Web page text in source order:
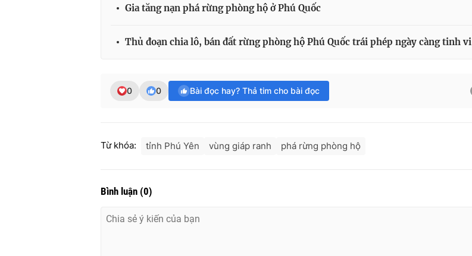
Gia tăng nạn phá rừng phòng hộ ở Phú Quốc
Thủ đoạn chia lô, bán đất rừng phòng hộ Phú Quốc trái phép ngày càng tinh vi
0 0 Bài đọc hay? Thả tim cho bài đọc
Từ khóa: tỉnh Phú Yên vùng giáp ranh phá rừng phòng hộ
Bình luận (0)